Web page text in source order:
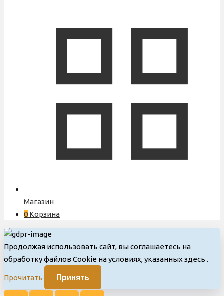
Магазин
0 Корзина
Продолжая использовать сайт, вы соглашаетесь на
обработку файлов Cookie на условиях, указанных здесь .
Прочитать Принять